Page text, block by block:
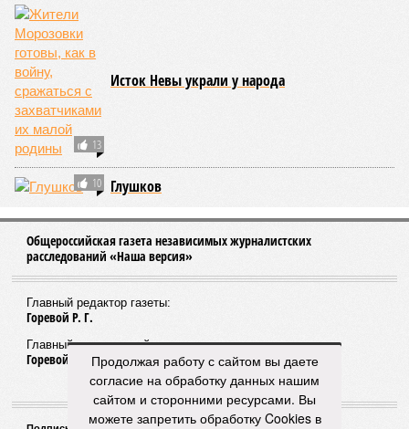
13
Исток Невы украли у народа
10 Глушков
Общероссийская газета независимых журналистских
расследований «Наша версия»
Главный редактор газеты:
Горевой Р. Г.
Главный редактор сайта:
Горевой Р. Г.Продолжая работу с сайтом вы даете
согласие на обработку данных нашим
сайтом и сторонними ресурсами. Вы
можете запретить обработку Cookies в